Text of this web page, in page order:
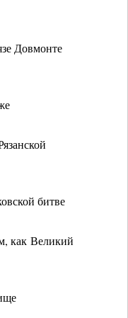
Довмонте
битве
как Великий